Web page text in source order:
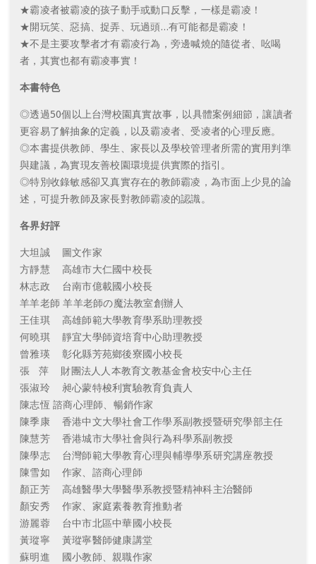
★霸凌者被霸凌的孩子動手或動口反擊，一樣是霸凌！
★開玩笑、惡搞、捉弄、玩過頭…有可能都是霸凌！
★不是主要攻擊者才有霸凌行為，旁邊喊燒的隨從者、吆喝
者，其實也都有霸凌事實！
本書特色
◎透過50個以上台灣校園真實故事，以具體案例細節，讓讀者
更容易了解抽象的定義，以及霸凌者、受凌者的心理反應。
◎本書提供教師、學生、家長以及學校管理者所需的實用判準
與建議，為實現友善校園環境提供實際的指引。
◎特別收錄敏感卻又真實存在的教師霸凌，為市面上少見的論
述，可提升教師及家長對教師霸凌的認識。
各界好評
大坦誠 圖文作家
方靜慧 高雄市大仁國中校長
林志政 台南市億載國小校長
羊羊老師 羊羊老師の魔法教室創辦人
王佳琪 高雄師範大學教育學系助理教授
何曉琪 靜宜大學師資培育中心助理教授
曾雅瑛 彰化縣芳苑鄉後寮國小校長
張 萍 財團法人人本教育文教基金會校安中心主任
張淑玲 昶心蒙特梭利實驗教育負責人
陳志恆 諮商心理師、暢銷作家
陳季康 香港中文大學社會工作學系副教授暨研究學部主任
陳慧芳 香港城市大學社會與行為科學系副教授
陳學志 台灣師範大學教育心理與輔導學系研究講座教授
陳雪如 作家、諮商心理師
顏正芳 高雄醫學大學醫學系教授暨精神科主治醫師
顏安秀 作家、家庭素養教育推動者
游麗蓉 台中市北區中華國小校長
黃瑽寧 黃瑽寧醫師健康講堂
蘇明進 國小教師、親職作家